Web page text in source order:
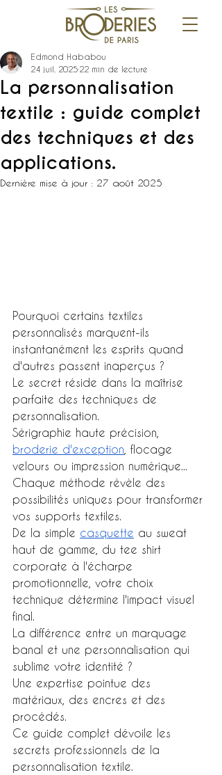
La personnalisation
textile : guide complet
des techniques et des
applications.
Edmond Hababou
24 juil. 2025 22 min de lecture
Dernière mise à jour : 27 août 2025
Pourquoi certains textiles
personnalisés marquent-ils
instantanément les esprits quand
d'autres passent inaperçus ?
Le secret réside dans la maîtrise
parfaite des techniques de
personnalisation.
Sérigraphie haute précision,
broderie d'exception , flocage
velours ou impression numérique...
Chaque méthode révèle des
possibilités uniques pour transformer
vos supports textiles.
De la simple casquette au sweat
haut de gamme, du tee shirt
corporate à l'écharpe
promotionnelle, votre choix
technique détermine l'impact visuel
final.
La différence entre un marquage
banal et une personnalisation qui
sublime votre identité ?
Une expertise pointue des
matériaux, des encres et des
procédés.
Ce guide complet dévoile les
secrets professionnels de la
personnalisation textile.